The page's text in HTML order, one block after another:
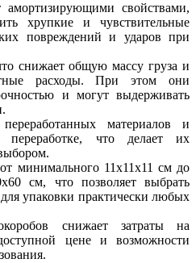
амортизирующими свойствами,
хрупкие и чувствительные
повреждений и ударов при
снижает общую массу груза и
расходы. При этом они
и могут выдерживать
материалов и
переработке, что делает их
от минимального 11х11х11 см до
см, что позволяет выбрать
упаковки практически любых
снижает затраты на
цене и возможности